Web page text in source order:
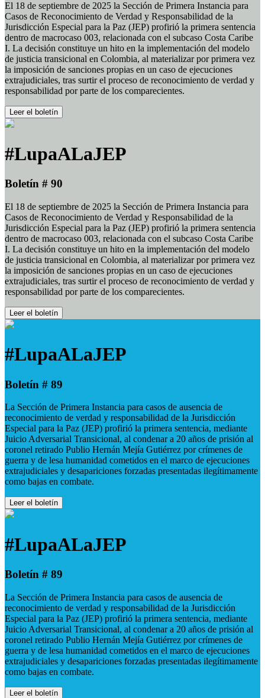
El 18 de septiembre de 2025 la Sección de Primera Instancia para
Casos de Reconocimiento de Verdad y Responsabilidad de la
Jurisdicción Especial para la Paz (JEP) profirió la primera sentencia
dentro de macrocaso 003, relacionada con el subcaso Costa Caribe
I. La decisión constituye un hito en la implementación del modelo
de justicia transicional en Colombia, al materializar por primera vez
la imposición de sanciones propias en un caso de ejecuciones
extrajudiciales, tras surtir el proceso de reconocimiento de verdad y
responsabilidad por parte de los comparecientes.
Leer el boletín
#LupaALaJEP
Boletín # 90
El 18 de septiembre de 2025 la Sección de Primera Instancia para
Casos de Reconocimiento de Verdad y Responsabilidad de la
Jurisdicción Especial para la Paz (JEP) profirió la primera sentencia
dentro de macrocaso 003, relacionada con el subcaso Costa Caribe
I. La decisión constituye un hito en la implementación del modelo
de justicia transicional en Colombia, al materializar por primera vez
la imposición de sanciones propias en un caso de ejecuciones
extrajudiciales, tras surtir el proceso de reconocimiento de verdad y
responsabilidad por parte de los comparecientes.
Leer el boletín
#LupaALaJEP
Boletín # 89
La Sección de Primera Instancia para casos de ausencia de
reconocimiento de verdad y responsabilidad de la Jurisdicción
Especial para la Paz (JEP) profirió la primera sentencia, mediante
Juicio Adversarial Transicional, al condenar a 20 años de prisión al
coronel retirado Publio Hernán Mejía Gutiérrez por crímenes de
guerra y de lesa humanidad cometidos en el marco de ejecuciones
extrajudiciales y desapariciones forzadas presentadas ilegítimamente
como bajas en combate.
Leer el boletín
#LupaALaJEP
Boletín # 89
La Sección de Primera Instancia para casos de ausencia de
reconocimiento de verdad y responsabilidad de la Jurisdicción
Especial para la Paz (JEP) profirió la primera sentencia, mediante
Juicio Adversarial Transicional, al condenar a 20 años de prisión al
coronel retirado Publio Hernán Mejía Gutiérrez por crímenes de
guerra y de lesa humanidad cometidos en el marco de ejecuciones
extrajudiciales y desapariciones forzadas presentadas ilegítimamente
como bajas en combate.
Leer el boletín